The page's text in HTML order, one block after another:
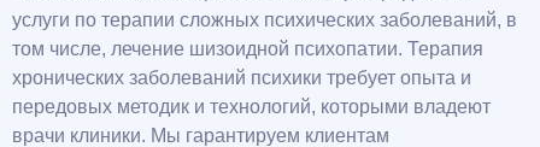
услуги по терапии сложных психических заболеваний, в
том числе, лечение шизоидной психопатии. Терапия
хронических заболеваний психики требует опыта и
передовых методик и технологий, которыми владеют
врачи клиники. Мы гарантируем клиентам